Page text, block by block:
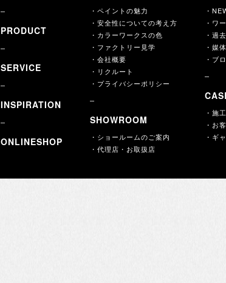
PRODUCT
SERVICE
INSPIRATION
ONLINESHOP
・ペイントの魅力
・安全性についての考え方
・カラーワークスの色
・ファクトリー見学
・会社概要
・リクルート
・プライバシーポリシー
SHOWROOM
・ショールームのご案内
・代理店・お取扱店
・
・ワ
・過
・媒
・ブ
・施
・お
・ギ